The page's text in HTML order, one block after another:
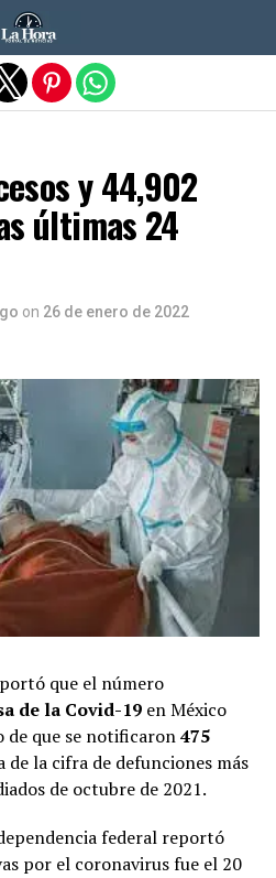
y 44,902
últimas 24
on 26 de enero de 2022
que el número
de la Covid-19 en México
de que se notificaron475
de la cifra de defunciones más
de octubre de 2021.
federal reportó
por el coronavirus fue el 20
versión móvil